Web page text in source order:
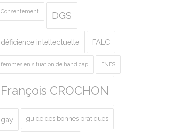
Consentement DGS
déficience intellectuelle FALC
femmes en situation de handicap FNES
François CROCHON
gay guide des bonnes pratiques